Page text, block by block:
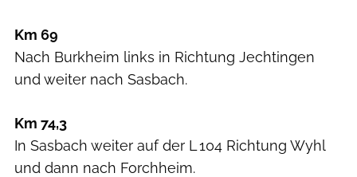
Km 69
Nach Burkheim links in Richtung Jechtingen
und weiter nach Sasbach.
Km 74,3
In Sasbach weiter auf der L 104 Richtung Wyhl
und dann nach Forchheim.